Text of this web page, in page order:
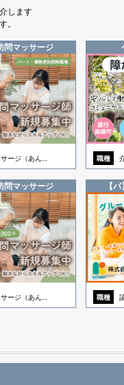
します
。
問マッサージ
ージ（あん… 職種
問マッサージ
ージ（あん…
【
職種